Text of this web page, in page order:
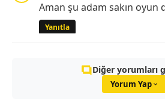
Aman şu adam sakın oyun
Yanıtla
Diğer yorumları
Yorum Yap